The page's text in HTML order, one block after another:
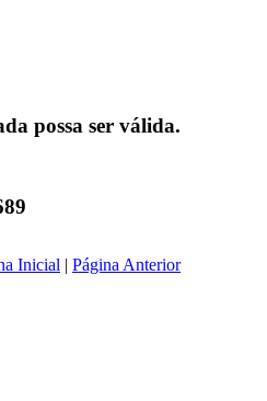
possa ser válida.
Inicial | Página Anterior